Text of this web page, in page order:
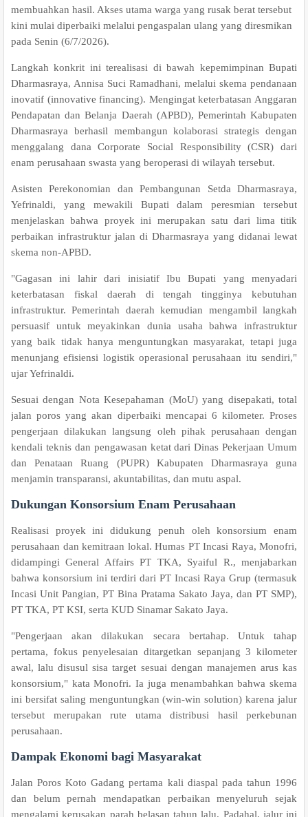
membuahkan hasil. Akses utama warga yang rusak berat tersebut
kini mulai diperbaiki melalui pengaspalan ulang yang diresmikan
pada Senin (6/7/2026).
Langkah konkrit ini terealisasi di bawah kepemimpinan Bupati
Dharmasraya, Annisa Suci Ramadhani, melalui skema pendanaan
inovatif (innovative financing). Mengingat keterbatasan Anggaran
Pendapatan dan Belanja Daerah (APBD), Pemerintah Kabupaten
Dharmasraya berhasil membangun kolaborasi strategis dengan
menggalang dana Corporate Social Responsibility (CSR) dari
enam perusahaan swasta yang beroperasi di wilayah tersebut.
Asisten Perekonomian dan Pembangunan Setda Dharmasraya,
Yefrinaldi, yang mewakili Bupati dalam peresmian tersebut
menjelaskan bahwa proyek ini merupakan satu dari lima titik
perbaikan infrastruktur jalan di Dharmasraya yang didanai lewat
skema non-APBD.
"Gagasan ini lahir dari inisiatif Ibu Bupati yang menyadari
keterbatasan fiskal daerah di tengah tingginya kebutuhan
infrastruktur. Pemerintah daerah kemudian mengambil langkah
persuasif untuk meyakinkan dunia usaha bahwa infrastruktur
yang baik tidak hanya menguntungkan masyarakat, tetapi juga
menunjang efisiensi logistik operasional perusahaan itu sendiri,"
ujar Yefrinaldi.
Sesuai dengan Nota Kesepahaman (MoU) yang disepakati, total
jalan poros yang akan diperbaiki mencapai 6 kilometer. Proses
pengerjaan dilakukan langsung oleh pihak perusahaan dengan
kendali teknis dan pengawasan ketat dari Dinas Pekerjaan Umum
dan Penataan Ruang (PUPR) Kabupaten Dharmasraya guna
menjamin transparansi, akuntabilitas, dan mutu aspal.
Dukungan Konsorsium Enam Perusahaan
Realisasi proyek ini didukung penuh oleh konsorsium enam
perusahaan dan kemitraan lokal. Humas PT Incasi Raya, Monofri,
didampingi General Affairs PT TKA, Syaiful R., menjabarkan
bahwa konsorsium ini terdiri dari PT Incasi Raya Grup (termasuk
Incasi Unit Pangian, PT Bina Pratama Sakato Jaya, dan PT SMP),
PT TKA, PT KSI, serta KUD Sinamar Sakato Jaya.
"Pengerjaan akan dilakukan secara bertahap. Untuk tahap
pertama, fokus penyelesaian ditargetkan sepanjang 3 kilometer
awal, lalu disusul sisa target sesuai dengan manajemen arus kas
konsorsium," kata Monofri. Ia juga menambahkan bahwa skema
ini bersifat saling menguntungkan (win-win solution) karena jalur
tersebut merupakan rute utama distribusi hasil perkebunan
perusahaan.
Dampak Ekonomi bagi Masyarakat
Jalan Poros Koto Gadang pertama kali diaspal pada tahun 1996
dan belum pernah mendapatkan perbaikan menyeluruh sejak
mengalami kerusakan parah belasan tahun lalu. Padahal, jalur ini